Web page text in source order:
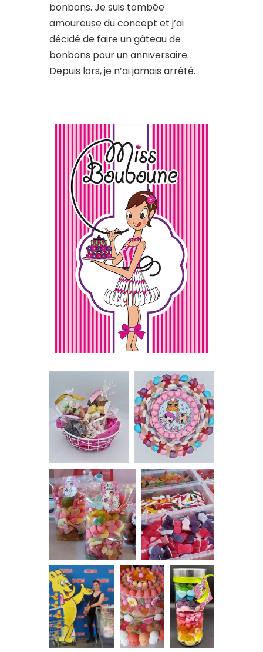
bonbons. Je suis tombée
amoureuse du concept et j’ai
décidé de faire un gâteau de
bonbons pour un anniversaire.
Depuis lors, je n’ai jamais arrêté.